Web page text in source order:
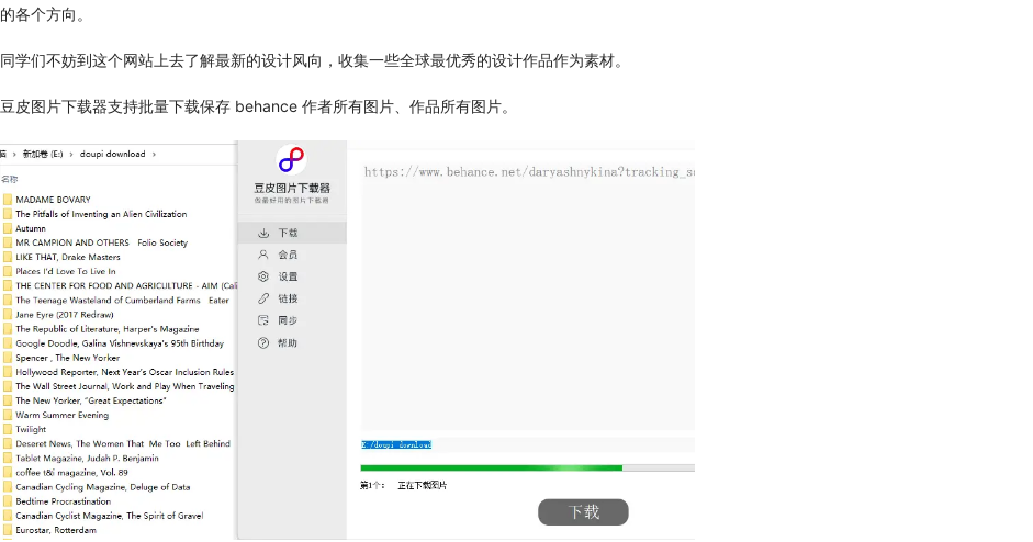
的各个方向。
同学们不妨到这个网站上去了解最新的设计风向，收集一些全球最优秀的设计作品作为素材。
豆皮图片下载器支持批量下载保存 behance 作者所有图片、作品所有图片。